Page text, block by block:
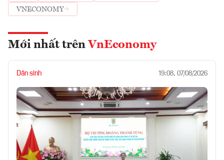
VNECONOMY
Mới nhất trên VnEconomy
Dân sinh 19:08, 07/08/2026